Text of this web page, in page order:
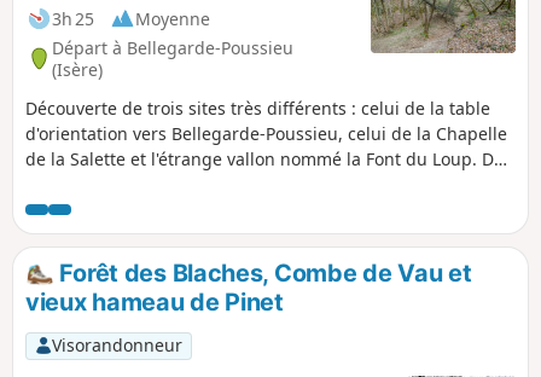
3h 25
Moyenne
Départ à Bellegarde-Poussieu
(Isère)
Découverte de trois sites très différents : celui de la table
d'orientation vers Bellegarde-Poussieu, celui de la Chapelle
de la Salette et l'étrange vallon nommé la Font du Loup. De
Alpes et sous de grands arbres vous pourrez stationner et
utiliser des tables de pique-nique. De la chapelle, vous
pourrez voir la très agréable Combe Rival. La Font du Loup
est un étrange vallon dans la forêt traversé par plusieurs
ruisseaux.
Forêt des Blaches, Combe de Vau et
vieux hameau de Pinet
Visorandonneur